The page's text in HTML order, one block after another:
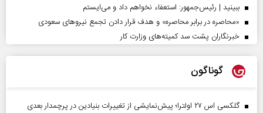
ببینید | رئیس‌جمهور: استعفاء نخواهم داد و می‌ایستم
«محاصره در برابر محاصره» و هدف قرار دادن تجمع نیروهای سعودی
خبرنگاران پشت سد کمیته‌های وزارت کار
گوناگون
گلکسی اس ۲۷ اولترا؛ پیش‌نمایشی از تغییرات بنیادین در پرچمدار بعدی